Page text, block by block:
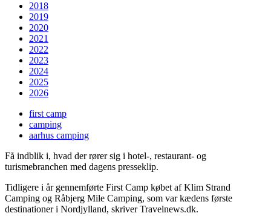
2018
2019
2020
2021
2022
2023
2024
2025
2026
first camp
camping
aarhus camping
Få indblik i, hvad der rører sig i hotel-, restaurant- og
turismebranchen med dagens presseklip.
Tidligere i år gennemførte First Camp købet af Klim Strand
Camping og Råbjerg Mile Camping, som var kædens første
destinationer i Nordjylland, skriver Travelnews.dk.